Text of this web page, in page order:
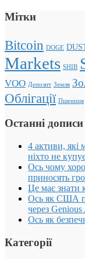
Мітки
Bitcoin DOGE
Markets SHIB
VOO Депозит Земля
Облігації Пшениця
Останні дописи
4 активи, які
ніхто не
Ось чому
приносять
Це має знати
Ось як США
через Genious
Ось як
Категорії